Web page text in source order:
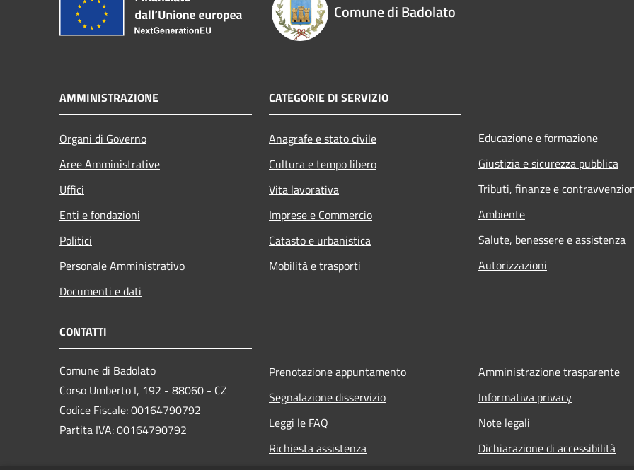
Comune di Badolato
AMMINISTRAZIONE
Organi di Governo
Aree Amministrative
Uffici
Enti e fondazioni
Politici
Personale Amministrativo
Documenti e dati
CATEGORIE DI SERVIZIO
Anagrafe e stato civile
Cultura e tempo libero
Vita lavorativa
Imprese e Commercio
Catasto e urbanistica
Mobilità e trasporti
Educazione e formazione
Giustizia e sicurezza pubblica
Tributi, finanze e
Ambiente
Salute, benessere e assistenza
Autorizzazioni
CONTATTI
Comune di Badolato
Corso Umberto I, 192 - 88060 - CZ
Codice Fiscale: 00164790792
Partita IVA: 00164790792
Prenotazione appuntamento
Segnalazione disservizio
Leggi le FAQ
Richiesta assistenza
Amministrazione trasparente
Informativa privacy
Note legali
Dichiarazione di accessibilità